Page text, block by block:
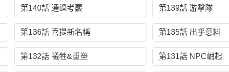
第140話 通過考覈 第139話 游擊隊
第136話 喜提新名稱 第135話 出乎意料
第132話 犧牲&重塑 第131話 NPC崛起